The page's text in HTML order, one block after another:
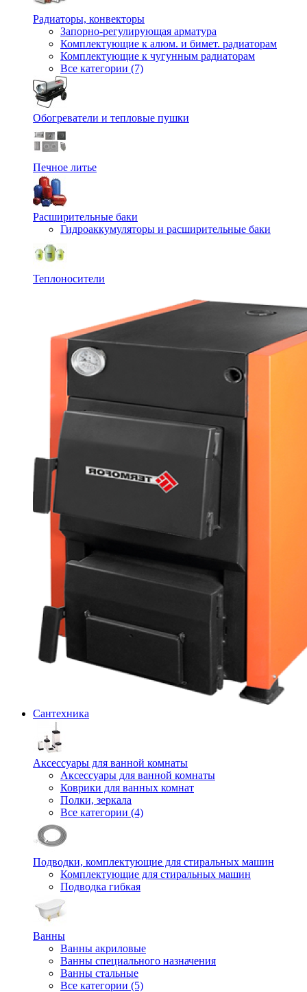
Радиаторы, конвекторы
Запорно-регулирующая арматура
Комплектующие к алюм. и бимет. радиаторам
Комплектующие к чугунным радиаторам
Все категории (7)
Обогреватели и тепловые пушки
Печное литье
Расширительные баки
Гидроаккумуляторы и расширительные баки
Теплоносители
Сантехника
Аксессуары для ванной комнаты
Аксессуары для ванной комнаты
Коврики для ванных комнат
Полки, зеркала
Все категории (4)
Подводки, комплектующие для стиральных машин
Комплектующие для стиральных машин
Подводка гибкая
Ванны
Ванны акриловые
Ванны специального назначения
Ванны стальные
Все категории (5)